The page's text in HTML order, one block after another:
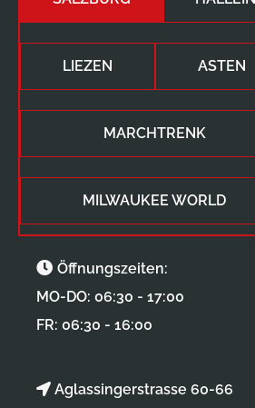
LIEZEN ASTEN
MARCHTRENK
MILWAUKEE WORLD
Aglassingerstrasse 60-66
Öffnungszeiten:
MO-DO: 06:30 - 17:00
FR: 06:30 - 16:00